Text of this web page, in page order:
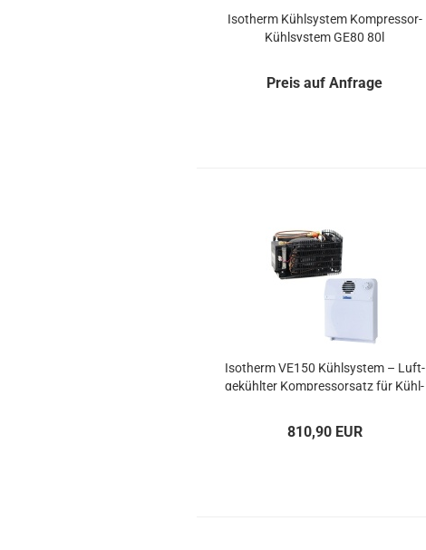
Iso­therm Kühl­sys­tem Kompressor-​​
Kühl­sys­tem GE80 80l
Preis auf Anfrage
Iso­therm VE150 Kühl­sys­tem – Luft­
ge­kühl­ter Kom­pres­sor­satz für Kühl­
810,90 EUR